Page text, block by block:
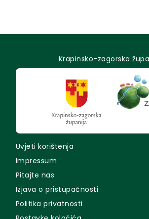
Krapinsko-zagorska
Uvjeti korištenja
Impressum
Pitajte nas
Izjava o pristupačnosti
Politika privatnosti